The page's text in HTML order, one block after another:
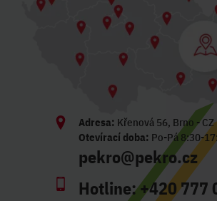
Adresa: Křenová 56, Brno - CZ
Otevírací doba: Po-Pá 8:30-
pekro@pekro.cz
Hotline:+420 777